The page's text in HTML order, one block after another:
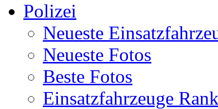
Polizei
Neueste
Neueste Fotos
Beste Fotos
Einsatzfahrzeuge